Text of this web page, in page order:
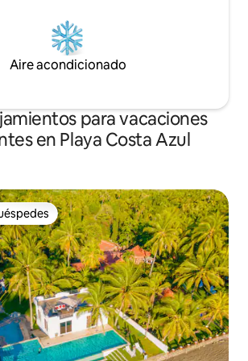
Aire acondicionado
para vacaciones
en Playa Costa Azul